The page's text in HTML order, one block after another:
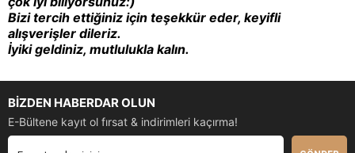
Bizi tercih ettiğiniz için teşekkür eder, keyifli
alışverişler dileriz.
İyiki geldiniz, mutlulukla kalın.
BİZDEN HABERDAR OLUN
E-Bültene kayıt ol fırsat & indirimleri kaçırma!